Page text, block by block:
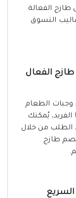
الفعالة
التسوق
طازج الفعال
فعال حتى 30% على وجبات الطعام
الفريد، يُمكنك
الطلب من خلال
طازج